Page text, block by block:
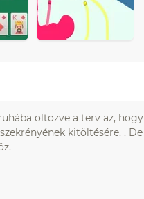
öltözve a terv az, hogy
kitöltésére. . De